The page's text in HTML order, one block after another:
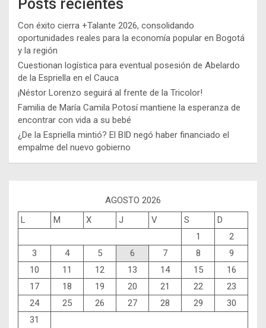
Posts recientes
Con éxito cierra +Talante 2026, consolidando
oportunidades reales para la economía popular en Bogotá
y la región
Cuestionan logística para eventual posesión de Abelardo
de la Espriella en el Cauca
¡Néstor Lorenzo seguirá al frente de la Tricolor!
Familia de María Camila Potosí mantiene la esperanza de
encontrar con vida a su bebé
¿De la Espriella mintió? El BID negó haber financiado el
empalme del nuevo gobierno
AGOSTO 2026
L
M X J V S
D
1
2
3
4 5 6 7 8
9
10
11 12 13 14 15
16
17
18 19 20 21 22
23
24
25 26 27 28 29
30
31